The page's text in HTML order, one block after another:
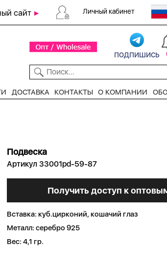
сайт Личный кабинет
подпишись
ДОСТАВКА КОНТАКТЫ О КОМПАНИИ
Подвеска
Артикул 33001pd-59-87
Получить доступ к
Вставка: куб.цирконий, кошачий глаз
Металл: серебро 925
Вес: 4,1 гр.